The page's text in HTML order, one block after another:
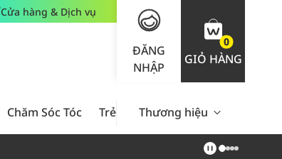
Cửa hàng & Dịch vụ
ĐĂNG
NHẬP
0
GIỎ HÀNG
Chăm Sóc Tóc Trẻ Em Nam Giới Chăm Sóc
Thương hiệu